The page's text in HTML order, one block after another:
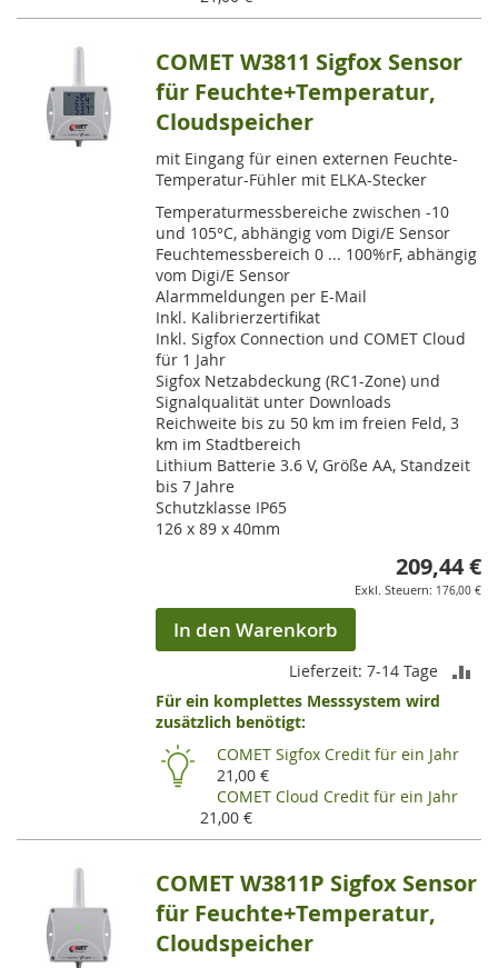
COMET W3811 Sigfox Sensor
für Feuchte+Temperatur,
Cloudspeicher
mit Eingang für einen externen Feuchte-
Temperatur-Fühler mit ELKA-Stecker
Temperaturmessbereiche zwischen -10
und 105°C, abhängig vom Digi/E Sensor
Feuchtemessbereich 0 ... 100%rF, abhängig
vom Digi/E Sensor
Alarmmeldungen per E-Mail
Inkl. Kalibrierzertifikat
Inkl. Sigfox Connection und COMET Cloud
für 1 Jahr
Sigfox Netzabdeckung (RC1-Zone) und
Signalqualität unter Downloads
Reichweite bis zu 50 km im freien Feld, 3
km im Stadtbereich
Lithium Batterie 3.6 V, Größe AA, Standzeit
bis 7 Jahre
Schutzklasse IP65
126 x 89 x 40mm
209,44 €
176,00 €
In den Warenkorb
Lieferzeit: 7-14 Tage
Für ein komplettes Messsystem wird
zusätzlich benötigt:
COMET Sigfox Credit für ein Jahr
21,00 €
COMET Cloud Credit für ein Jahr
21,00 €
COMET W3811P Sigfox Sensor
für Feuchte+Temperatur,
Cloudspeicher